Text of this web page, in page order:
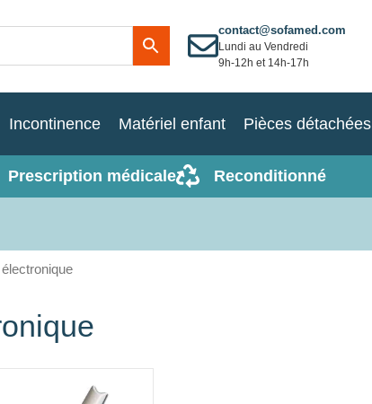
contact@sofamed.com
Lundi au Vendredi
9h-12h et 14h-17h
Incontinence Matériel enfant Pièces détachées
Prescription médicale Reconditionné